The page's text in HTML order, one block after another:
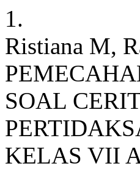
1.
Ristiana M,
SOAL
KELAS VII